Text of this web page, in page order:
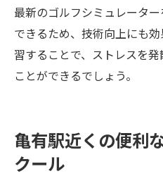
最新のゴルフシミュレータ
できるため、技術向上にも
習することで、ストレスを
ことができるでしょう。
亀有駅近くの便利
クール